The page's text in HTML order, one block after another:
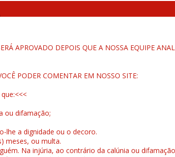
APROVADO DEPOIS QUE A NOSSA EQUIPE
PODER COMENTAR EM NOSSO SITE:
ou difamação;
lhe a dignidade ou o decoro.
meses, ou multa.
Na injúria, ao contrário da calúnia ou